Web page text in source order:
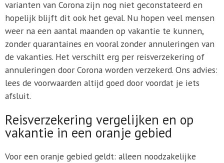
varianten van Corona zijn nog niet geconstateerd en
hopelijk blijft dit ook het geval. Nu hopen veel mensen
weer na een aantal maanden op vakantie te kunnen,
zonder quarantaines en vooral zonder annuleringen van
de vakanties. Het verschilt erg per reisverzekering of
annuleringen door Corona worden verzekerd. Ons advies:
lees de voorwaarden altijd goed door voordat je iets
afsluit.
Reisverzekering vergelijken en op
vakantie in een oranje gebied
Voor een oranje gebied geldt: alleen noodzakelijke